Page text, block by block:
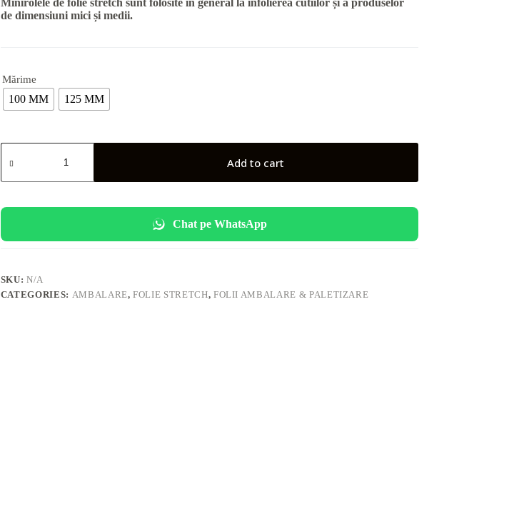
Minirolele de folie stretch sunt folosite în general la înfolierea cutiilor și a produselor
de dimensiuni mici și medii.
Mărime
100 MM 125 MM
Minirolă
Folie
quantity
Add to cart
Chat pe WhatsApp
SKU:N/A
CATEGORIES: AMBALARE,FOLIE STRETCH, FOLII AMBALARE & PALETIZARE